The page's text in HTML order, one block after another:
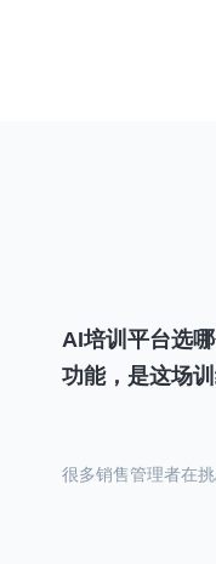
AI培训平台选
功能，是这场
很多销售管理者在